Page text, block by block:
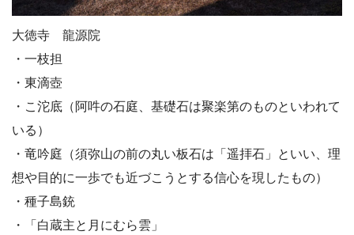
大徳寺 龍源院
・一枝担
・東滴壺
・こ沱底（阿吽の石庭、基礎石は聚楽第のものといわれて
いる）
・竜吟庭（須弥山の前の丸い板石は「遥拝石」といい、理
想や目的に一歩でも近づこうとする信心を現したもの）
・種子島銃
・「白蔵主と月にむら雲」